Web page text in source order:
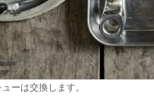
ーは交換します。